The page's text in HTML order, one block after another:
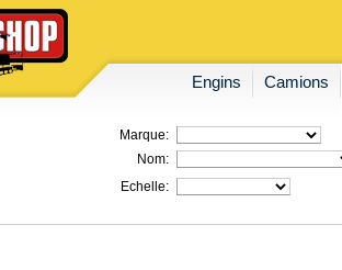
Engins Camions
Marque:
Nom:
Echelle: